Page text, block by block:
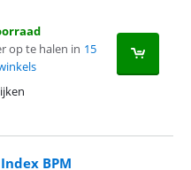
op te halen in 15
BPM